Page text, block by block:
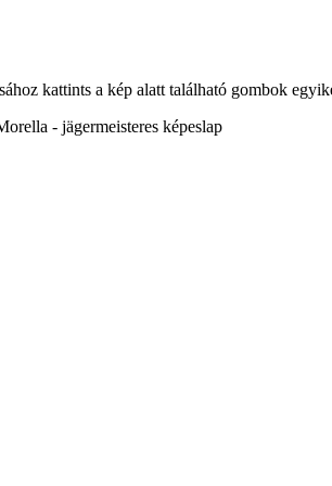
kattints a kép alatt található gombok